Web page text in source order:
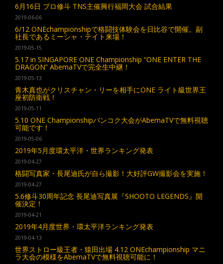
6月16日 プロ修斗 TNS主催興行福岡大会 試合結果
2019-06-06
6/12 ONEchampionshipで格闘技体験会を日比谷で開催。副
社長であるミーシャ・テイト来場！
2019-05-15
5.17 in SINGAPORE ONE Championship “ONE ENTER THE
DRAGON” AbemaTVで完全生中継！
2019-05-13
青木真也がクリスチャン・リーを相手にONE ライト級世界王
座初防衛戦！
2019-05-11
5.10 ONE Championshipバンコク大会がAbemaTVで無料視聴
可能です！
2019-05-06
2019年5月度環太平洋・世界ランキング発表
2019-04-27
格闘写真家・長尾迪氏が自ら撮影！大好評GW撮影会を実施！
2019-04-27
5.6修斗30周年記念 長尾迪写真展『SHOOTO LEGENDS』開
催決定！
2019-04-21
2019年4月度世界・環太平洋ランキング発表
2019-04-13
世界ストロー級王者・猿田出場 4.12 ONEchampionship マニ
ラ大会の模様をAbemaTVで無料視聴可能に！